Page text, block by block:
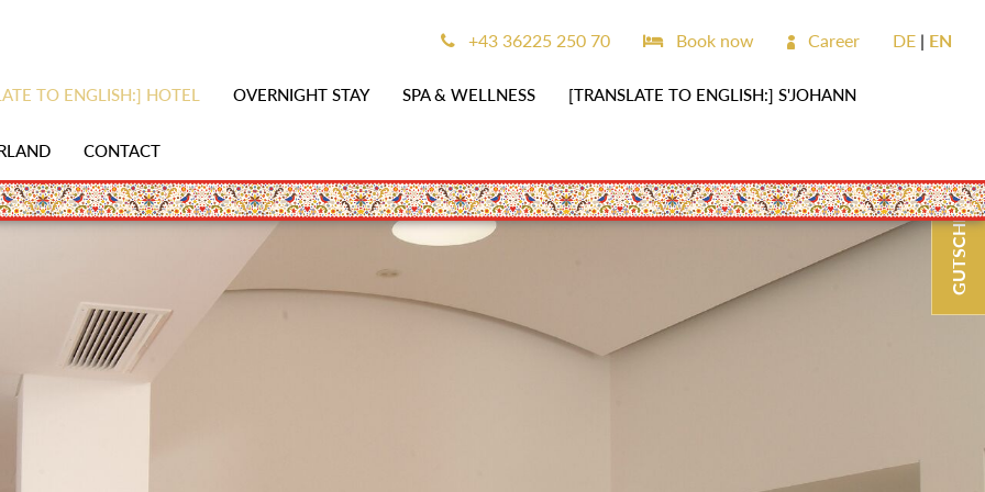
TO ENGLISH:] HOTEL OVERNIGHT STAY SPA & WELLNESS [TRANSLATE TO ENGLISH:] S'JOHANN
CONTACT
+43 36225 250 70 Book now Career DE EN
GUTSCHEINE